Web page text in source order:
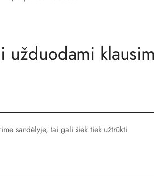
užduodami
sandėlyje, tai gali šiek tiek užtrūkti.